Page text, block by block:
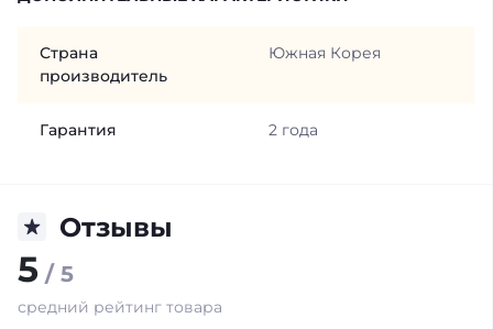
Страна
производитель
Южная Корея
Гарантия 2 года
Отзывы
5 / 5
средний рейтинг товара